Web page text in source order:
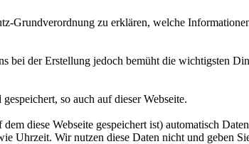
Grundverordnung zu erklären, welche
bei der Erstellung jedoch bemüht die wichtigsten
so auch auf dieser Webseite.
diese Webseite gespeichert ist) automatisch
Wir nutzen diese Daten nicht und geben